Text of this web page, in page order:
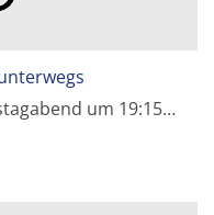
um 19:15…